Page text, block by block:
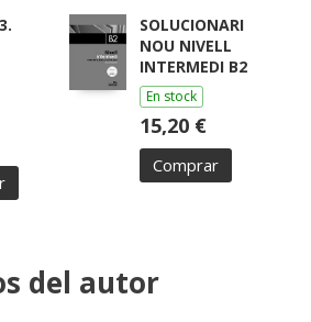
SOLUCIONARI
NOU NIVELL
INTERMEDI B2
En stock
15,20 €
Comprar
del autor